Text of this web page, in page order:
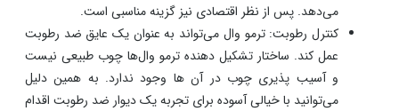
می‌دهد. پس از نظر اقتصادی نیز گزینه مناسبی است.
کنترل رطوبت: ترمو وال می‌تواند به عنوان یک عایق ضد رطوبت
عمل کند. ساختار تشکیل دهنده ترمو وال‌ها چوب طبیعی نیست
و آسیب پذیری چوب در آن ها وجود ندارد. به همین دلیل
می‌توانید با خیالی آسوده برای تجربه یک دیوار ضد رطوبت اقدام